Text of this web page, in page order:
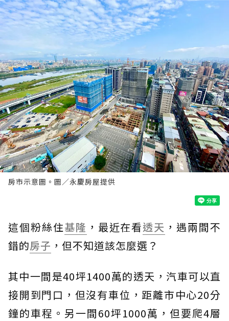
房市示意圖。圖／永慶房屋提供
這個粉絲住基隆 ，最近在看透天 ，遇兩間不
錯的房子 ，但不知道該怎麼選？
其中一間是40坪1400萬的透天，汽車可以直
接開到門口，但沒有車位，距離市中心20分
鐘的車程。另一間60坪1000萬，但要爬4層